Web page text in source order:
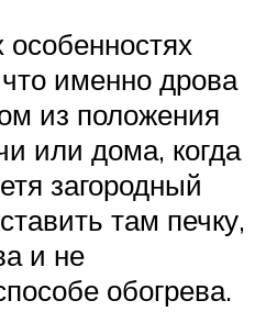
особенностях
именно дрова
из положения
или дома, когда
загородный
там печку,
и не
обогрева.